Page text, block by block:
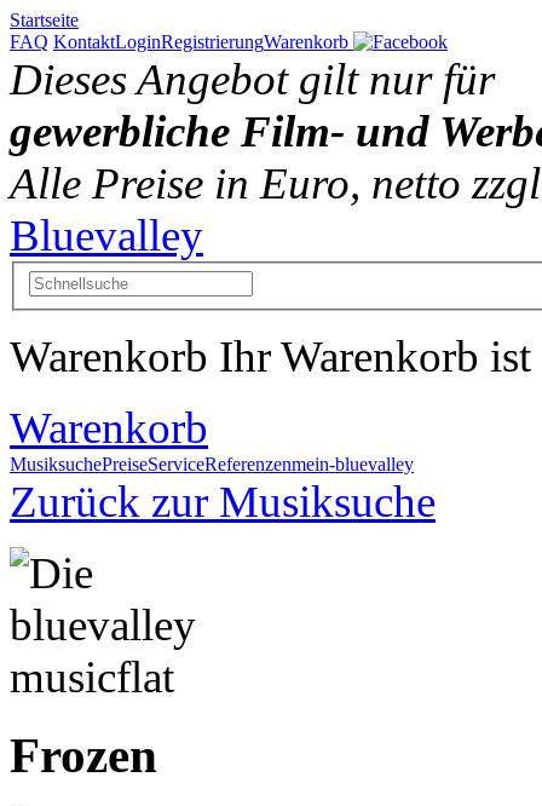
Startseite
FAQ KontaktLoginRegistrierungWarenkorb
Dieses Angebot gilt nur für
gewerbliche Film- und
Alle Preise in Euro, netto
Bluevalley
Warenkorb Ihr Warenkorb ist
Warenkorb
MusiksuchePreiseServiceReferenzenmein-bluevalley
Zurück zur Musiksuche
Frozen